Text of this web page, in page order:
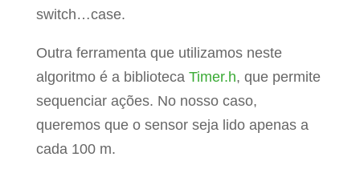
switch…case.
Outra ferramenta que utilizamos neste
algoritmo é a biblioteca Timer.h, que permite
sequenciar ações. No nosso caso,
queremos que o sensor seja lido apenas a
cada 100 m.